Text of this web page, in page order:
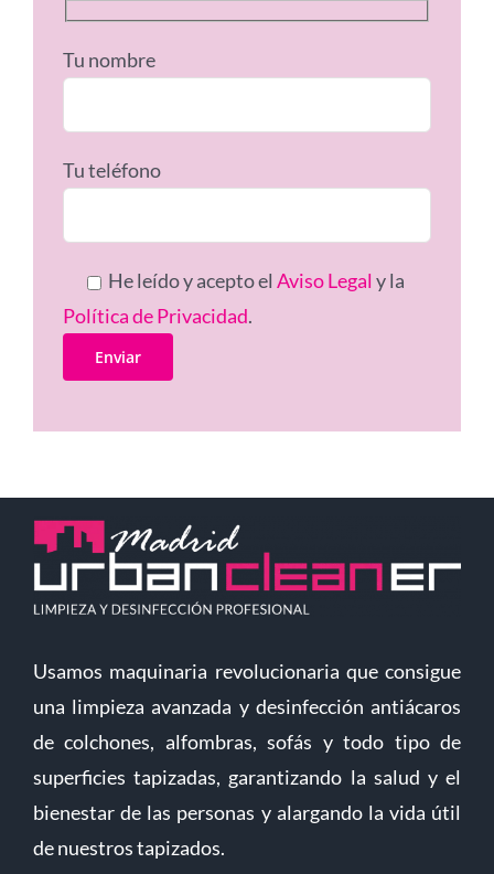
Tu nombre
Tu teléfono
He leído y acepto elAviso Legal y la
Política de Privacidad.
Usamos maquinaria revolucionaria que consigue
una limpieza avanzada y desinfección antiácaros
de colchones, alfombras, sofás y todo tipo de
superficies tapizadas, garantizando la salud y el
bienestar de las personas y alargando la vida útil
de nuestros tapizados.